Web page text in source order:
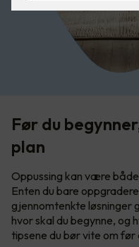
Før du
plan
Oppussing kan være
Enten du bare
gjennomtenkte løsninger
hvor skal du begynne, og
tipsene du bør vite om før